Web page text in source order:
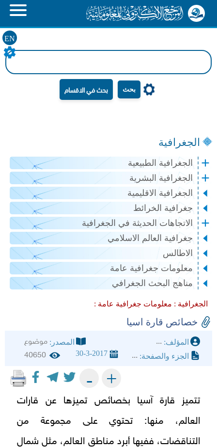
EN
بحث
الجغرافية
الجغرافية الطبيعية
الجغرافية البشرية
الجغرافية الاقليمية
جغرافية الخرائط
الاتجاهات الحديثة في الجغرافية
جغرافية العالم الاسلامي
الاطالس
معلومات جغرافية عامة
مناهج البحث الجغرافي
الجغرافية : معلومات جغرافية عامة :
خصائص قارة اسيا
المؤلف: ... المصدر: موضوع
الجزء والصفحة: ...
30-3-2017
40650
+
-
تتميز قارة آسيا بخصائص تميزها عن قارات
العالم، منها: تحتوي على مجموعة من
التناقضات، ففيها أبرد مناطق العالم، مثل شمال